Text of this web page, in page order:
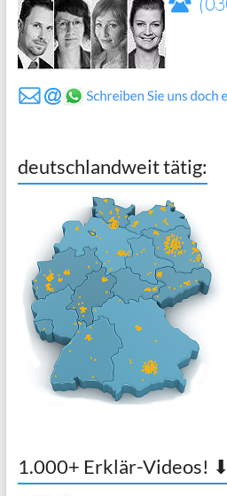
deutschlandweit tätig:
1.000+ Erklär-Videos! ⬇